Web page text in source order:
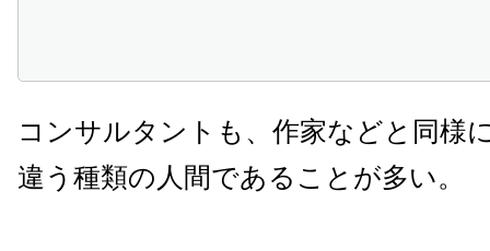
コンサルタントも、作家などと同様
違う種類の人間であることが多い。